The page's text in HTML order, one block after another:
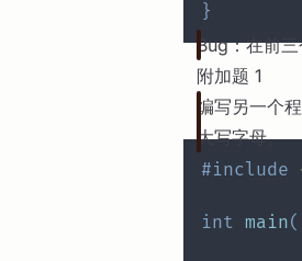
}
Bug：在前
附加题 1
编写另一个
大写字母。
#include
int main(